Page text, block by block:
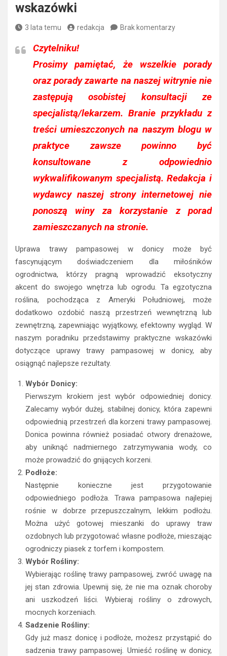
wskazówki
3 lata temu redakcja Brak komentarzy
Czytelniku!
Prosimy pamiętać, że wszelkie porady
oraz porady zawarte na naszej witrynie nie
zastępują osobistej konsultacji ze
specjalistą/lekarzem. Branie przykładu z
treści umieszczonych na naszym blogu w
praktyce zawsze powinno być
konsultowane z odpowiednio
wykwalifikowanym specjalistą. Redakcja i
wydawcy naszej strony internetowej nie
ponoszą winy za korzystanie z porad
zamieszczanych na stronie.
Uprawa trawy pampasowej w donicy może być
fascynującym doświadczeniem dla miłośników
ogrodnictwa, którzy pragną wprowadzić eksotyczny
akcent do swojego wnętrza lub ogrodu. Ta egzotyczna
roślina, pochodząca z Ameryki Południowej, może
dodatkowo ozdobić naszą przestrzeń wewnętrzną lub
zewnętrzną, zapewniając wyjątkowy, efektowny wygląd. W
naszym poradniku przedstawimy praktyczne wskazówki
dotyczące uprawy trawy pampasowej w donicy, aby
osiągnąć najlepsze rezultaty.
Wybór Donicy:
Pierwszym krokiem jest wybór odpowiedniej donicy.
Zalecamy wybór dużej, stabilnej donicy, która zapewni
odpowiednią przestrzeń dla korzeni trawy pampasowej.
Donica powinna również posiadać otwory drenażowe,
aby uniknąć nadmiernego zatrzymywania wody, co
może prowadzić do gnijących korzeni.
Podłoże:
Następnie konieczne jest przygotowanie
odpowiedniego podłoża. Trawa pampasowa najlepiej
rośnie w dobrze przepuszczalnym, lekkim podłożu.
Można użyć gotowej mieszanki do uprawy traw
ozdobnych lub przygotować własne podłoże, mieszając
ogrodniczy piasek z torfem i kompostem.
Wybór Rośliny:
Wybierając roślinę trawy pampasowej, zwróć uwagę na
jej stan zdrowia. Upewnij się, że nie ma oznak choroby
ani uszkodzeń liści. Wybieraj rośliny o zdrowych,
mocnych korzeniach.
Sadzenie Rośliny:
Gdy już masz donicę i podłoże, możesz przystąpić do
sadzenia trawy pampasowej. Umieść roślinę w donicy,